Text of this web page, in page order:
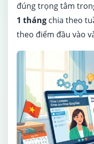
đúng trọng tâm
1 tháng chia theo
theo điểm đầu vào